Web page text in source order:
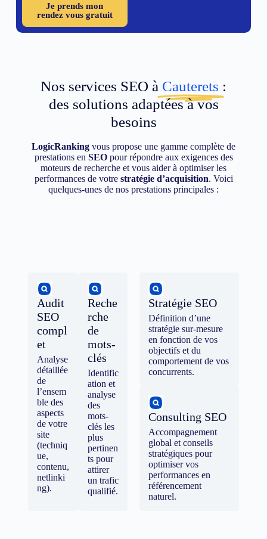
Je prends mon
rendez vous gratuit
Nos services SEO à Cauterets :
des solutions adaptées à vos
besoins
LogicRanking vous propose une gamme complète de
prestations en SEOpour répondre aux exigences des
moteurs de recherche et vous aider à optimiser les
performances de votre stratégie d’acquisition. Voici
quelques-unes de nos prestations principales :
Audit
SEO
compl
et
Analyse
détaillée
de
l’ensem
ble des
aspects
de votre
site
(techniq
ue,
contenu,
netlinki
ng).
Reche
rche
de
mots-
clés
Identific
ation et
analyse
des
mots-
clés les
plus
pertinen
ts pour
attirer
un trafic
qualifié.
Stratégie SEO
Définition d’une
stratégie sur-mesure
en fonction de vos
objectifs et du
comportement de vos
concurrents.
Consulting SEO
Accompagnement
global et conseils
stratégiques pour
optimiser vos
performances en
référencement
naturel.